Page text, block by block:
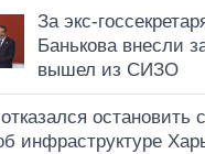
За экс-
Банькова внесли
вышел из СИЗО
остановить
инфраструктуре